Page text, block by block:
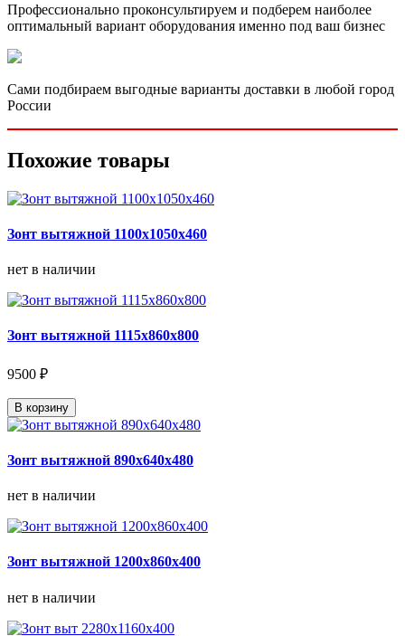
Профессионально проконсультируем и подберем наиболее
оптимальный вариант оборудования именно под ваш бизнес
Сами подбираем выгодные варианты доставки в любой город
России
Похожие товары
Зонт вытяжной 1100х1050х460
нет в наличии
Зонт вытяжной 1115х860х800
9500 ₽
В корзину
Зонт вытяжной 890х640х480
нет в наличии
Зонт вытяжной 1200х860х400
нет в наличии